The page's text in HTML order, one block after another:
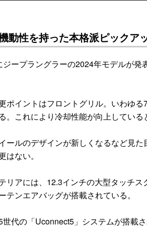
動性を持った本格派ピックア
ープラングラーの2024年モデルが発
ポイントはフロントグリル。いわゆ
。これにより冷却性能が向上している
ールのデザインが新しくなるなど見
はない。
リアには、12.3インチの大型タッチ
テンエアバッグが搭載されている。
代の「Uconnect5」システムが搭載